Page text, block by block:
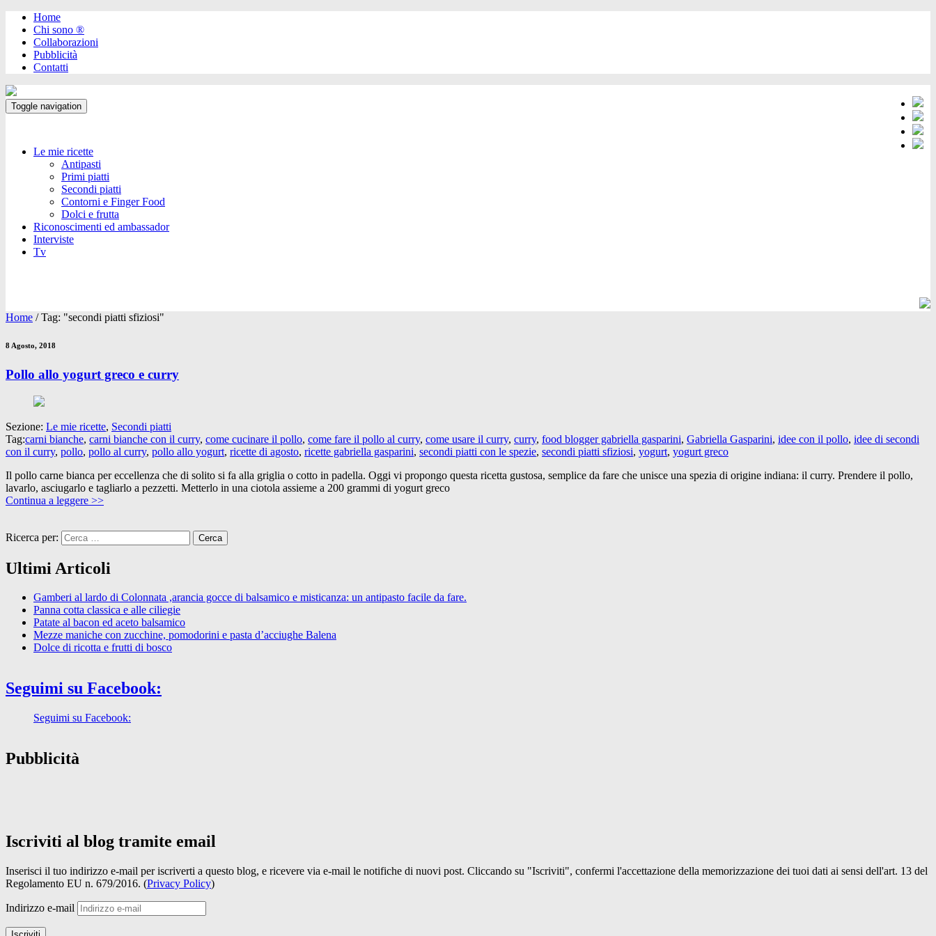
Home
Chi sono ®️
Collaborazioni
Pubblicità
Contatti
Toggle navigation
Le mie ricette
Antipasti
Primi piatti
Secondi piatti
Contorni e Finger Food
Dolci e frutta
Riconoscimenti ed ambassador
Interviste
Tv
Home /Tag: "secondi piatti sfiziosi"
8 Agosto, 2018
Pollo allo yogurt greco e curry
Sezione: Le mie ricette, Secondi piatti
Tag:carni bianche, carni bianche con il curry, come cucinare il pollo, come fare il pollo al curry, come usare il curry, curry, food blogger gabriella gasparini, Gabriella Gasparini, idee con il pollo, idee di secondi
con il curry, pollo, pollo al curry, pollo allo yogurt, ricette di agosto, ricette gabriella gasparini, secondi piatti con le spezie, secondi piatti sfiziosi, yogurt, yogurt greco
Il pollo carne bianca per eccellenza che di solito si fa alla griglia o cotto in padella. Oggi vi propongo questa ricetta gustosa, semplice da fare che unisce una spezia di origine indiana: il curry. Prendere il pollo,
lavarlo, asciugarlo e tagliarlo a pezzetti. Metterlo in una ciotola assieme a 200 grammi di yogurt greco
Continua a leggere >>
Ricerca per:
Ultimi Articoli
Gamberi al lardo di Colonnata ,arancia gocce di balsamico e misticanza: un antipasto facile da fare.
Panna cotta classica e alle ciliegie
Patate al bacon ed aceto balsamico
Mezze maniche con zucchine, pomodorini e pasta d’acciughe Balena
Dolce di ricotta e frutti di bosco
Seguimi su Facebook:
Seguimi su Facebook:
Pubblicità
Iscriviti al blog tramite email
Inserisci il tuo indirizzo e-mail per iscriverti a questo blog, e ricevere via e-mail le notifiche di nuovi post. Cliccando su "Iscriviti", confermi l'accettazione della memorizzazione dei tuoi dati ai sensi dell'art. 13 del
Regolamento EU n. 679/2016. (Privacy Policy)
Indirizzo e-mail